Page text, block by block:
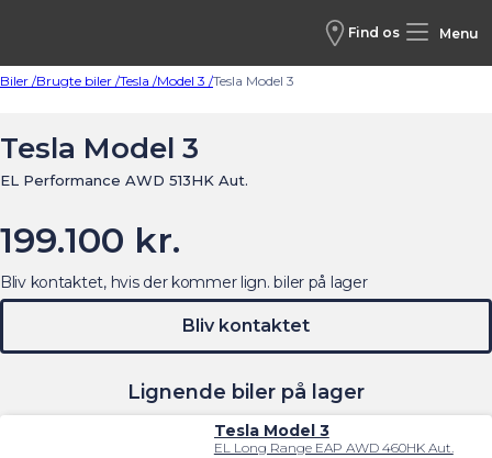
Find os Menu
Biler /Brugte biler /Tesla /Model 3 /Tesla Model 3
Tesla Model 3
EL Performance AWD 513HK Aut.
199.100 kr.
Lignende biler på lager
Tesla Model 3
EL Long Range EAP AWD 460HK Aut.
Bliv kontaktet, hvis der kommer lign. biler på lager
Bliv kontaktet